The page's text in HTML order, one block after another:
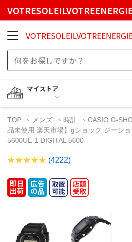
マイストア
TOP メンズ 時計
CASIO G-
品未使用 楽天市場】gショック ジーシ
5600UE-1 DIGITAL 5600
(4222)